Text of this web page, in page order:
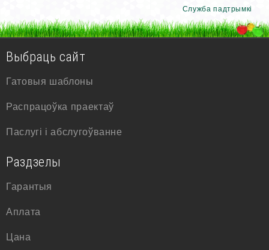
Служба падтрымкі
Выбраць сайт
Гатовыя шаблоны
Распрацоўка праектаў
Паслугі і абслугоўванне
Раздзелы
Гарантыя
Аплата
Цана